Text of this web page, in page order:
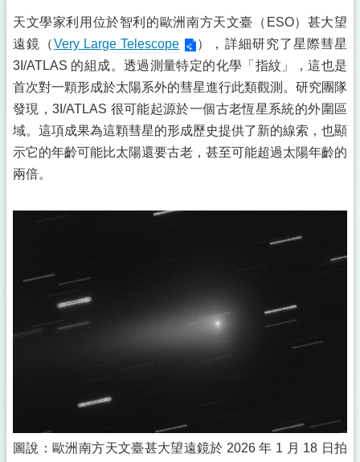
天文學家利用位於智利的歐洲南方天文臺（ESO）甚大望
遠鏡（Very Large Telescope
），詳細研究了星際彗星
3I/ATLAS 的組成。透過測量特定的化學「指紋」，這也是
首次對一顆形成於太陽系外的彗星進行此類觀測。研究團隊
發現，3I/ATLAS 很可能起源於一個古老恆星系統的外圍區
域。這項成果為這顆彗星的形成歷史提供了新的線索，也顯
示它的年齡可能比太陽還要古老，甚至可能超過太陽年齡的
兩倍。
圖說：歐洲南方天文臺甚大望遠鏡於 2026 年 1 月 18 日拍